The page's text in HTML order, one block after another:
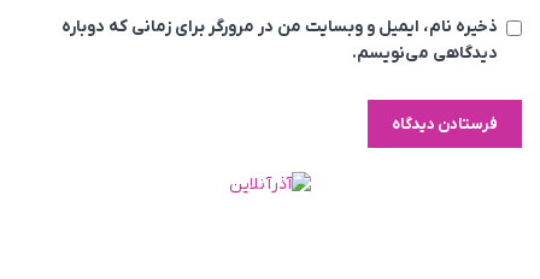
ذخیره نام، ایمیل و وبسایت من در مرورگر برای زمانی که دوباره
دیدگاهی می‌نویسم.